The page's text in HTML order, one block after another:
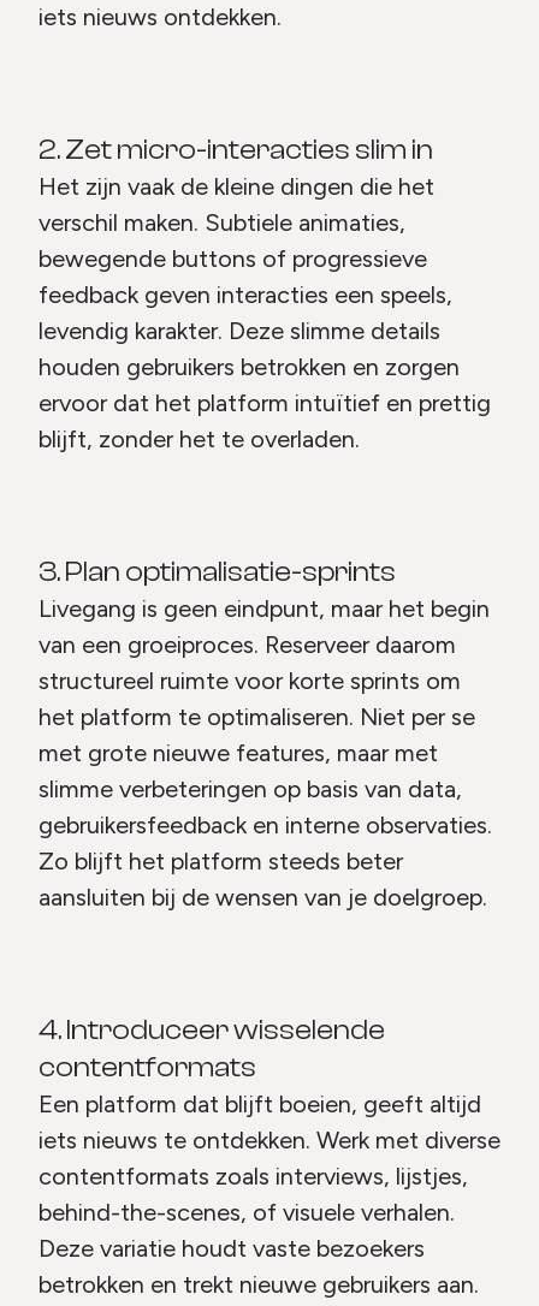
iets nieuws ontdekken.
2. Zet micro-interacties slim in
Het zijn vaak de kleine dingen die het
verschil maken. Subtiele animaties,
bewegende buttons of progressieve
feedback geven interacties een speels,
levendig karakter. Deze slimme details
houden gebruikers betrokken en zorgen
ervoor dat het platform intuïtief en prettig
blijft, zonder het te overladen.
3. Plan optimalisatie-sprints
Livegang is geen eindpunt, maar het begin
van een groeiproces. Reserveer daarom
structureel ruimte voor korte sprints om
het platform te optimaliseren. Niet per se
met grote nieuwe features, maar met
slimme verbeteringen op basis van data,
gebruikersfeedback en interne observaties.
Zo blijft het platform steeds beter
aansluiten bij de wensen van je doelgroep.
4. Introduceer wisselende
contentformats
Een platform dat blijft boeien, geeft altijd
iets nieuws te ontdekken. Werk met diverse
contentformats zoals interviews, lijstjes,
behind-the-scenes, of visuele verhalen.
Deze variatie houdt vaste bezoekers
betrokken en trekt nieuwe gebruikers aan.